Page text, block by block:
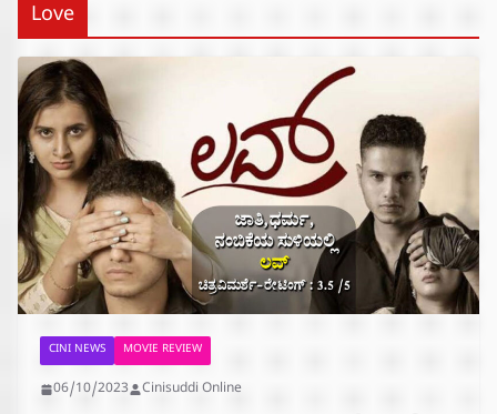
Love
CINI NEWS MOVIE REVIEW
06/10/2023 Cinisuddi Online